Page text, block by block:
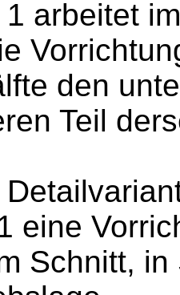
arbeitet
den
Teil
eine
Schnitt,